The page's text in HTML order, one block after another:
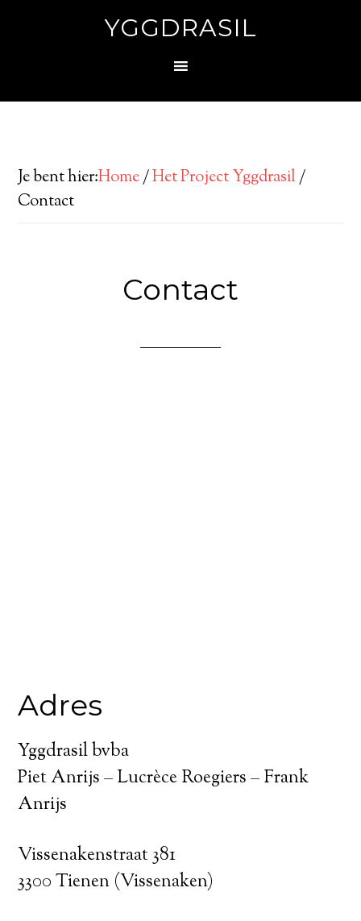
YGGDRASIL
Je bent hier:Home/Het Project Yggdrasil/
Contact
Contact
Adres
Yggdrasil bvba
Piet Anrijs – Lucrèce Roegiers – Frank
Anrijs
Vissenakenstraat 381
3300 Tienen (Vissenaken)